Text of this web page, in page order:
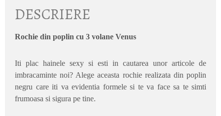
DESCRIERE
Rochie din poplin cu 3 volane Venus
Iti plac hainele sexy si esti in cautarea unor articole de
imbracaminte noi? Alege aceasta rochie realizata din poplin
negru care iti va evidentia formele si te va face sa te simti
frumoasa si sigura pe tine.